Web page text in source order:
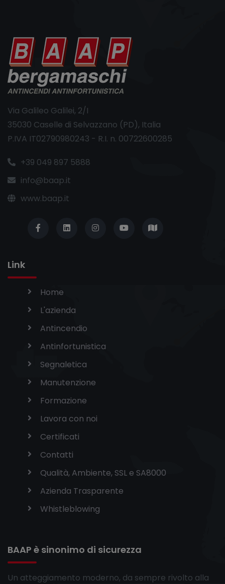
Via Galileo Galilei, 2/I
35030 Caselle di Selvazzano (PD), Italia
P.IVA IT02790980243 - R.I. n. 00722600285
+39 049 897 5888
info@baap.it
www.baap.it
Link
Home
L'azienda
Antincendio
Antinfortunistica
Segnaletica
Manutenzione
Formazione
Lavora con noi
Certificati
Contatti
Qualità, Ambiente, SSL e SA8000
Azienda Trasparente
Whistleblowing
BAAP è sinonimo di sicurezza
Un atteggiamento moderno, da sempre rivolto alla